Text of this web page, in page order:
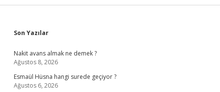
Sidebar
Son Yazılar
Nakit avans almak ne demek ?
Ağustos 8, 2026
Esmaül Hüsna hangi surede geçiyor ?
Ağustos 6, 2026